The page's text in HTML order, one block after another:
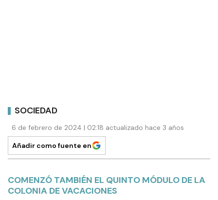
SOCIEDAD
6 de febrero de 2024 | 02:18 actualizado hace 3 años
Añadir como fuente en
COMENZÓ TAMBIÉN EL QUINTO MÓDULO DE LA
COLONIA DE VACACIONES